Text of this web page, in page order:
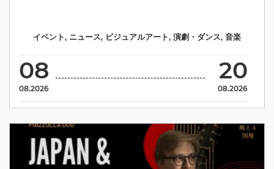
08
08.2026
20
08.2026
イベント, ニュース, ビジュアルアート, 演劇・ダンス, 音楽